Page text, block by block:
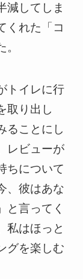
減してしま
くれた「コ
トイレに行
取り出し
ることにし
レビューが
ちについて
、彼はあな
と言ってく
私はほっと
グを楽しむ